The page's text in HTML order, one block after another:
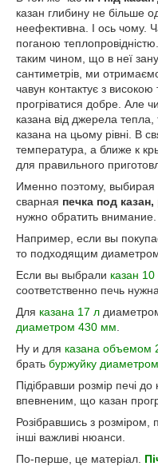
казан глибину не більше
неефективна. І ось чому.
поганою
таким чином, що в неї
сантиметрів, ми
чавун контактує з
прогріватися добре. Але
казана від джерела
казана на цьому рівні. В
температура, а ближе к
для правильного
Именно поэтому, выбирая
сварная печка под
нужно обратить внимание.
Например, если вы
то подходящим
Если вы выбрали казан
соответственно печь
Для казана 17 л
диаметром 430 мм
Ну и для казана объемом
брать буржуйку
Підібравши розмір печі
впевненим, що казан
Розібравшись з розміром,
інші важливі нюанси.
По-перше, це матеріал.